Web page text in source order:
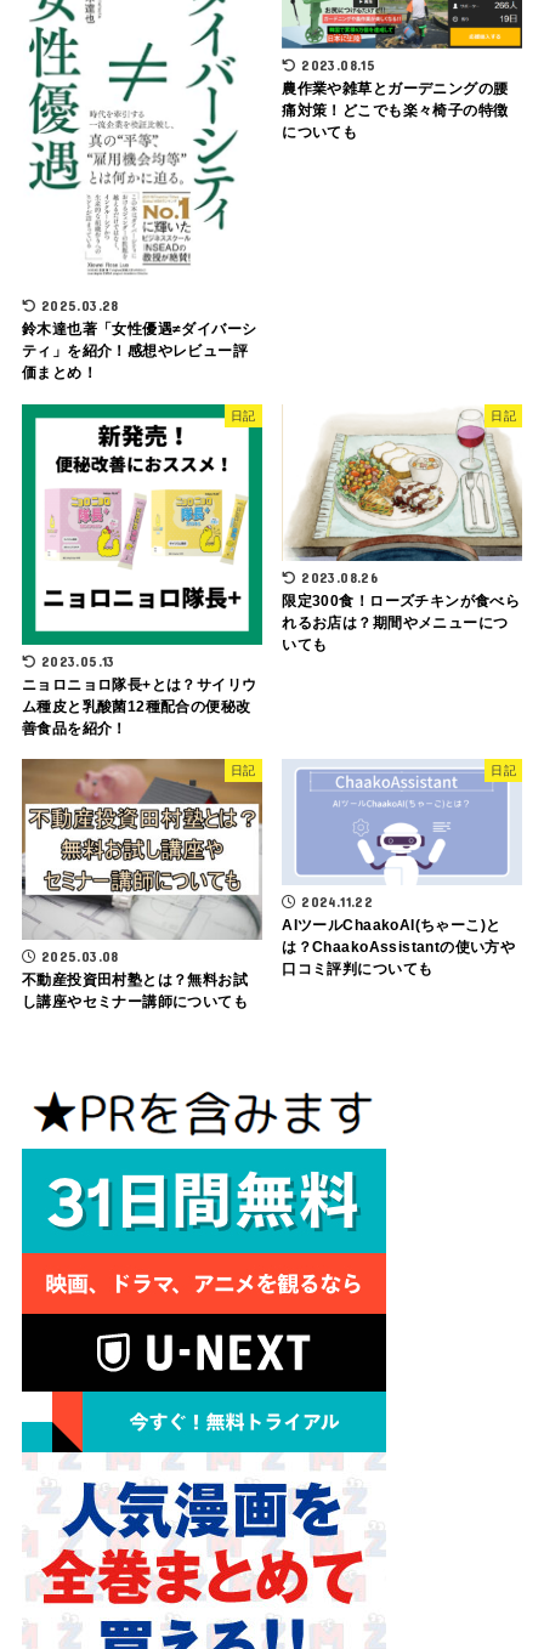
2025.03.28
鈴木達也著「女性優遇≠ダイバーシ
ティ」を紹介！感想やレビュー評
価まとめ！
2023.08.15
農作業や雑草とガーデニングの腰
痛対策！どこでも楽々椅子の特徴
についても
日記
2023.05.13
ニョロニョロ隊長+とは？サイリウ
ム種皮と乳酸菌12種配合の便秘改
善食品を紹介！
日記
2023.08.26
限定300食！ローズチキンが食べら
れるお店は？期間やメニューにつ
いても
日記
2025.03.08
不動産投資田村塾とは？無料お試
し講座やセミナー講師についても
日記
2024.11.22
AIツールChaakoAI(ちゃーこ)と
は？ChaakoAssistantの使い方や
口コミ評判についても